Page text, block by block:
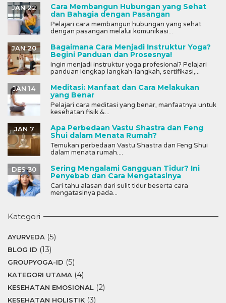
Cara Membangun Hubungan yang Sehat
dan Bahagia dengan Pasangan
JAN 22
Pelajari cara membangun hubungan yang sehat
dengan pasangan melalui komunikasi...
Bagaimana Cara Menjadi Instruktur Yoga?
Begini Panduan dan Prosesnya!
JAN 20
Ingin menjadi instruktur yoga profesional? Pelajari
panduan lengkap langkah-langkah, sertifikasi,...
Meditasi: Manfaat dan Cara Melakukan
yang Benar
JAN 14
Pelajari cara meditasi yang benar, manfaatnya untuk
kesehatan fisik &...
Apa Perbedaan Vastu Shastra dan Feng
Shui dalam Menata Rumah?
JAN 7
Temukan perbedaan Vastu Shastra dan Feng Shui
dalam menata rumah....
Sering Mengalami Gangguan Tidur? Ini
Penyebab dan Cara Mengatasinya
DES 30
Cari tahu alasan dari sulit tidur beserta cara
mengatasinya pada...
Kategori
AYURVEDA (5)
BLOG ID (13)
GROUPYOGA-ID (5)
KATEGORI UTAMA (4)
KESEHATAN EMOSIONAL (2)
KESEHATAN HOLISTIK (3)